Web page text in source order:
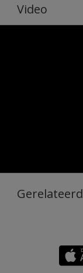
Video